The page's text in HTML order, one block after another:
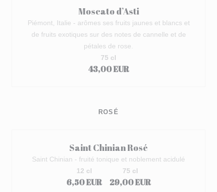
Moscato d’Asti
Piémont, Italie - arômes ses fruits jaunes et blancs et
de fruits exotiques sur des notes de cannelle et de
pétales de rose.
43,00 EUR
75 cl
ROSÉ
Saint Chinian Rosé
Saint Chinian - fruité tonique et noblement acidulé
6,50 EUR
12 cl
29,00 EUR
75 cl